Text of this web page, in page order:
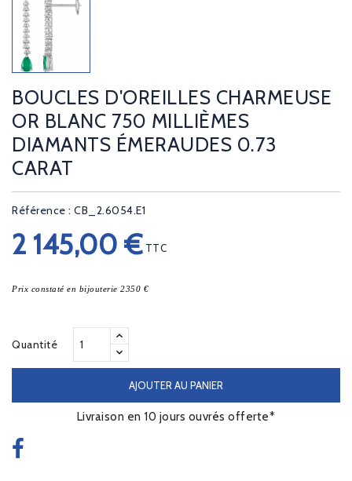
BOUCLES D'OREILLES CHARMEUSE
OR BLANC 750 MILLIÈMES
DIAMANTS ÉMERAUDES 0.73
CARAT
Référence : CB_2.6054.E1
2 145,00 € TTC
Prix constaté en bijouterie 2350 €
Quantité
AJOUTER AU PANIER
Livraison en 10 jours ouvrés offerte*